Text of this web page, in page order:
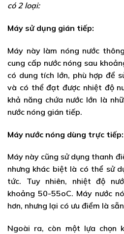
có 2 loại:
Máy sử dụng gián tiếp:
Máy này làm nóng nước
cung cấp nước nóng sau
có dung tích lớn, phù hợp để
và có thể đạt được nhiệt độ
khả năng chứa nước lớn là
nước nóng gián tiếp.
Máy nước nóng dùng trực tiếp:
Máy này cũng sử dụng thanh
nhưng khác biệt là có thể sử
tức. Tuy nhiên, nhiệt độ
khoảng 50-55oC. Máy nước
hơn, nhưng lại có ưu điểm là
Ngoài ra, còn một lựa chọn